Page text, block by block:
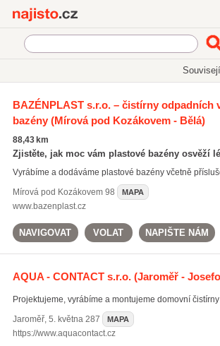
Najisto.cz
vodoměrné šachty(72)
plastové septiky
plastové jímky
BAZÉNPLAST s.r.o. – čistírny odpadních
bazény(Mírová pod Kozákovem - Bělá)
88,43 km
Zjistěte, jak moc vám plastové bazény osvěží
Vyrábíme a dodáváme plastové bazény včetně
Mírová pod Kozákovem98 MAPA
www.bazenplast.cz
NAVIGOVAT VOLAT NAPIŠTE NÁM
AQUA - CONTACT s.r.o.(Jaroměř -
Projektujeme, vyrábíme a montujeme domovní
Jaroměř, 5. května 287 MAPA
https://www.aquacontact.cz